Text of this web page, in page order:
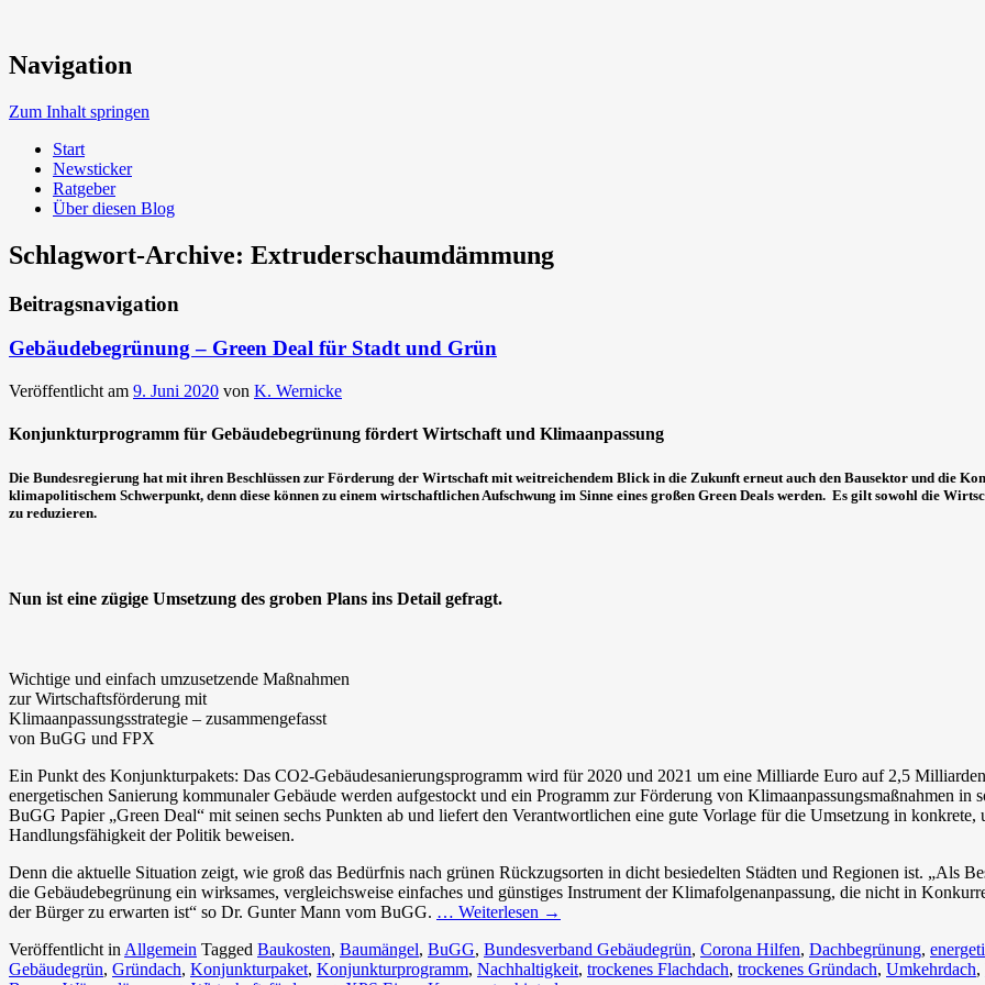
Umweltbewusst Bauen
Neue Trends beim Bauen der Zukunft
Navigation
Zum Inhalt springen
Start
Newsticker
Ratgeber
Über diesen Blog
Schlagwort-Archive: Extruderschaumdämmung
Beitragsnavigation
Gebäudebegrünung – Green Deal für Stadt und Grün
Veröffentlicht am 9. Juni 2020 von K. Wernicke
Konjunkturprogramm für Gebäudebegrünung fördert Wirtschaft und Klimaanpassung
Die Bundesregierung hat mit ihren Beschlüssen zur Förderung der Wirtschaft mit weitreichendem Blick in die Zukunft erneut auch den Bausektor und die
klimapolitischem Schwerpunkt, denn diese können zu einem wirtschaftlichen Aufschwung im Sinne eines großen Green Deals werden. Es gilt sowohl die
zu reduzieren.
Nun ist eine zügige Umsetzung des groben Plans ins Detail gefragt.
Wichtige und einfach umzusetzende Maßnahmen
zur Wirtschaftsförderung mit
Klimaanpassungsstrategie – zusammengefasst
von BuGG und FPX
Ein Punkt des Konjunkturpakets: Das CO2-Gebäudesanierungsprogramm wird für 2020 und 2021 um eine Milliarde Euro auf 2,5
energetischen Sanierung kommunaler Gebäude werden aufgestockt und ein Programm zur Förderung von Klimaanpassungsmaßnahmen
BuGG Papier „Green Deal“ mit seinen sechs Punkten ab und liefert den Verantwortlichen eine gute Vorlage für die Umsetzung in
Handlungsfähigkeit der Politik beweisen.
Denn die aktuelle Situation zeigt, wie groß das Bedürfnis nach grünen Rückzugsorten in dicht besiedelten Städten und Regionen ist. „Als
die Gebäudebegrünung ein wirksames, vergleichsweise einfaches und günstiges Instrument der Klimafolgenanpassung, die nicht in
der Bürger zu erwarten ist“ so Dr. Gunter Mann vom BuGG. … Weiterlesen →
Veröffentlicht in Allgemein Tagged Baukosten, Baumängel, BuGG, Bundesverband Gebäudegrün, Corona Hilfen, Dachbegrünung,
Gebäudegrün, Gründach, Konjunkturpaket, Konjunkturprogramm, Nachhaltigkeit, trockenes Flachdach, trockenes Gründach, Umkehrdach,